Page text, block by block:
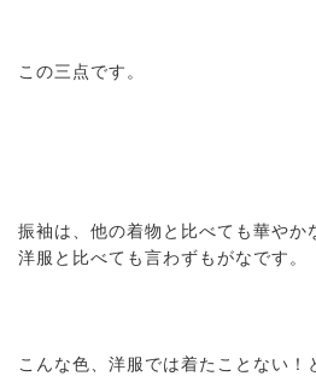
この三点です。
振袖は、他の着物と比べても華やか
洋服と比べても言わずもがなです。
こんな色、洋服では着たことない！